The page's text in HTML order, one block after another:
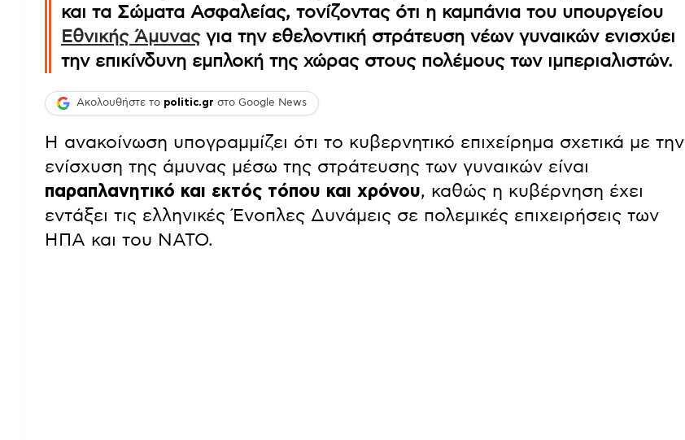
και τα Σώματα Ασφαλείας, τονίζοντας ότι η καμπάνια του υπουργείου
Εθνικής Άμυναςγια την εθελοντική στράτευση νέων γυναικών ενισχύει
την επικίνδυνη εμπλοκή της χώρας στους πολέμους των ιμπεριαλιστών.
Ακολουθήστε το politic.gr στο Google News
Η ανακοίνωση υπογραμμίζει ότι το κυβερνητικό επιχείρημα σχετικά με την
ενίσχυση της άμυνας μέσω της στράτευσης των γυναικών είναι
παραπλανητικό και εκτός τόπου και χρόνου, καθώς η κυβέρνηση έχει
εντάξει τις ελληνικές Ένοπλες Δυνάμεις σε πολεμικές επιχειρήσεις των
ΗΠΑ και του ΝΑΤΟ.